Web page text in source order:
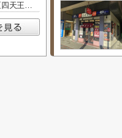
大阪府大阪市天王寺区四天王寺１丁目